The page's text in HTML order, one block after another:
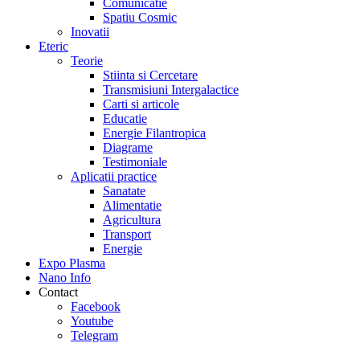
Spatiu Cosmic
Inovatii
Eteric
Teorie
Stiinta si Cercetare
Transmisiuni Intergalactice
Carti si articole
Educatie
Energie Filantropica
Diagrame
Testimoniale
Aplicatii practice
Sanatate
Alimentatie
Agricultura
Transport
Energie
Expo Plasma
Nano Info
Contact
Facebook
Youtube
Telegram